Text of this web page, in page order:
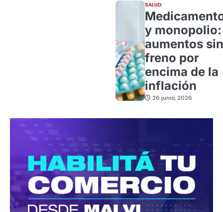
SALUD
y monopolio:
aumentos sin
freno por
encima de la
inflación
26 junio, 2026